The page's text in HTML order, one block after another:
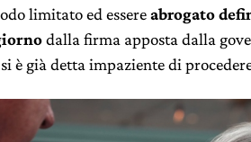
limitato ed essereabrogato
dalla firma apposta dalla
è già detta impaziente di